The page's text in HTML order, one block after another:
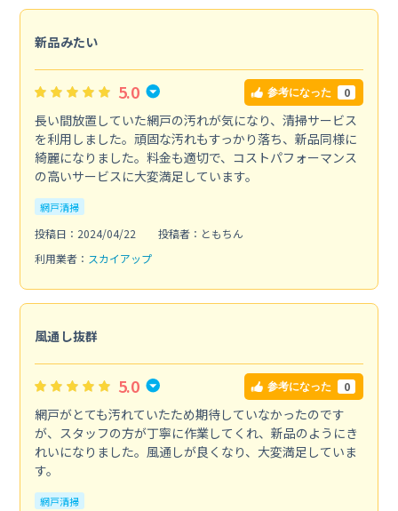
新品みたい
5.0 参考になった 0
長い間放置していた網戸の汚れが気になり、清掃サービス
を利用しました。頑固な汚れもすっかり落ち、新品同様に
綺麗になりました。料金も適切で、コストパフォーマンス
の高いサービスに大変満足しています。
網戸清掃
投稿日：2024/04/22
投稿者：ともちん
利用業者： スカイアップ
風通し抜群
5.0 参考になった 0
網戸がとても汚れていたため期待していなかったのです
が、スタッフの方が丁寧に作業してくれ、新品のようにき
れいになりました。風通しが良くなり、大変満足していま
す。
網戸清掃